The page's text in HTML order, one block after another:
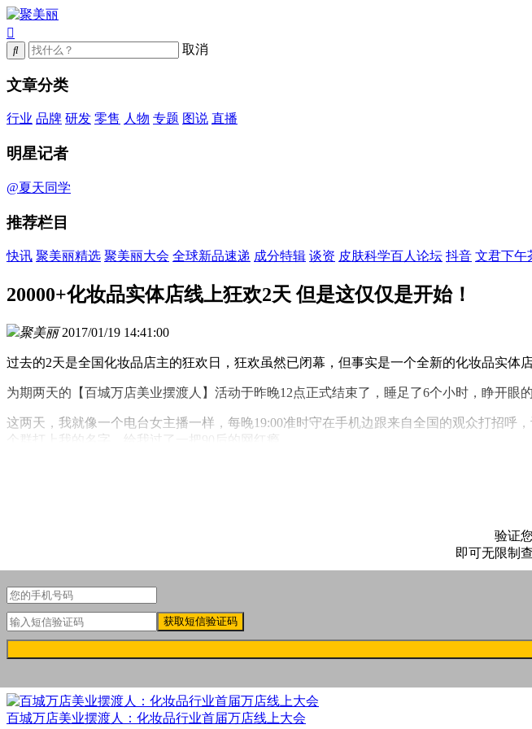
取消
文章分类
行业 品牌 研发 零售 人物 专题 图说 直播
明星记者
@夏天同学
推荐栏目
快讯 聚美丽精选 聚美丽大会 全球新品速递 成分特辑 谈资 皮肤科学百人论坛 抖音 文君下午
20000+化妆品实体店线上狂欢2天 但是这仅仅是开始！
聚美丽 2017/01/19 14:41:00
过去的2天是全国化妆品店主的狂欢日，狂欢虽然已闭幕，但事实是一个全新的化妆品实体
为期两天的【百城万店美业摆渡人】活动于昨晚12点正式结束了，睡足了6个小时，睁开眼
这两天，我就像一个电台女主播一样，每晚19:00准时守在手机边跟来自全国的观众打招
个群打上我的名字，给我过了一把90后的网红瘾。
验证
即可无限制
获取短信验证码
百城万店美业摆渡人：化妆品行业首届万店线上大会